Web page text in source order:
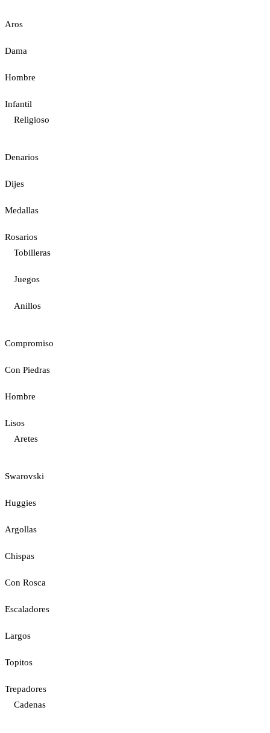
Aros
Dama
Hombre
Infantil
Religioso
Denarios
Dijes
Medallas
Rosarios
Tobilleras
Juegos
Anillos
Compromiso
Con Piedras
Hombre
Lisos
Aretes
Swarovski
Huggies
Argollas
Chispas
Con Rosca
Escaladores
Largos
Topitos
Trepadores
Cadenas